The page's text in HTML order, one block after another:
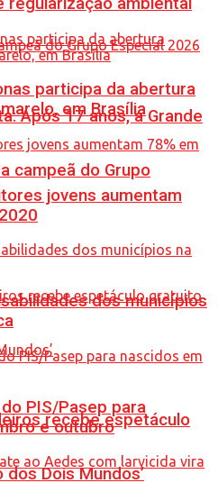
Após 17 anos, a Grande
campeã do Grupo
recebe espetáculo
dos Dois Mundos’
participa da abertura
em Brasília
jovens aumentam
dos municípios
PIS/Pasep para
e outubro